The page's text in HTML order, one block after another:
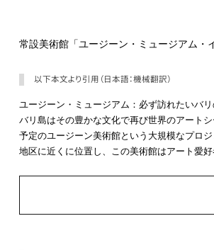
常設美術館「ユージーン・ミュージアム・
以下本文より引用（日本語：機械翻訳）
ユージーン・ミュージアム：必ず訪れたいバ
バリ島はその豊かな文化で再び世界のアート
予定のユージーン美術館という大規模なプロ
地区に近くに位置し、この美術館はアート愛